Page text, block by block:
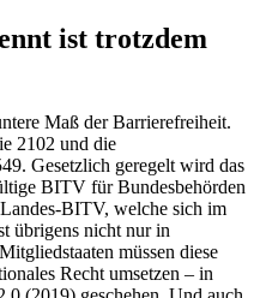
ist trotzdem
Maß der Barrierefreiheit.
2102 und die
Gesetzlich geregelt wird das
BITV für Bundesbehörden
BITV, welche sich im
übrigens nicht nur in
müssen diese
Recht umsetzen – in